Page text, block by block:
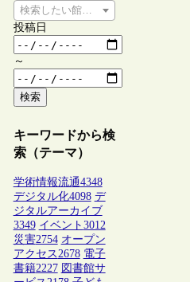
検索したい館種を選択してください
投稿日
～
検索
キーワードから検
索（テーマ）
学術情報流通4348
デジタル化4098 デ
ジタルアーカイブ
3349 イベント 3012
災害2754 オープン
アクセス 2678 電子
書籍2227 図書館サ